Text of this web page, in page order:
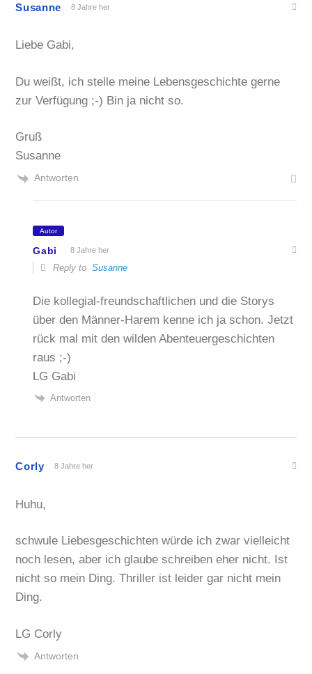
Susanne 8 Jahre her
Liebe Gabi,
Du weißt, ich stelle meine Lebensgeschichte gerne
zur Verfügung ;-) Bin ja nicht so.
Gruß
Susanne
Antworten
Autor
Gabi 8 Jahre her
Reply toSusanne
Die kollegial-freundschaftlichen und die Storys
über den Männer-Harem kenne ich ja schon. Jetzt
rück mal mit den wilden Abenteuergeschichten
raus ;-)
LG Gabi
Antworten
Corly 8 Jahre her
Huhu,
schwule Liebesgeschichten würde ich zwar vielleicht
noch lesen, aber ich glaube schreiben eher nicht. Ist
nicht so mein Ding. Thriller ist leider gar nicht mein
Ding.
LG Corly
Antworten